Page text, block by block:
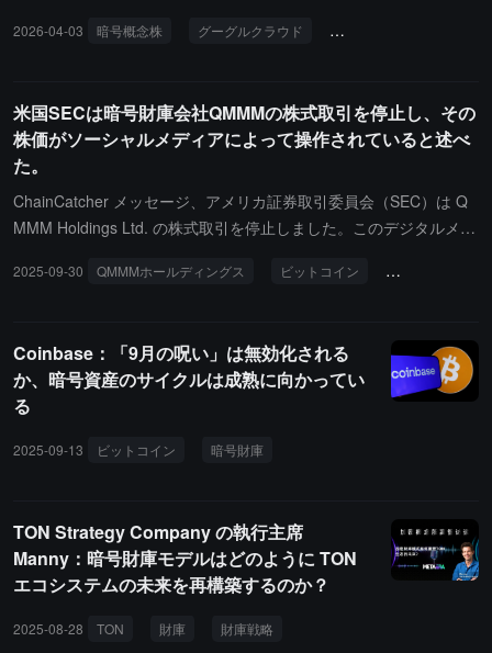
2026-04-03 暗号概念株 グーグルクラウド Web3
米国SECは暗号財庫会社QMMMの株式取引を停止し、その
株価がソーシャルメディアによって操作されていると述べ
た。
ChainCatcher メッセージ、アメリカ証券取引委員会（SEC）は Q
MMM Holdings Ltd. の株式取引を停止しました。このデジタルメデ
EC はこの株がソーシャルメディアの影響を受けて操作されている
9% 上昇しました。このファンドの初期規模は 1 億ドルに達し、主
に Bitcoin、Ethereum、Solana に投資されます。
2025-09-30 QMMMホールディングス ビットコイン イーサリアム
Coinbase：「9月の呪い」は無効化される
か、暗号資産のサイクルは成熟に向かってい
る
2025-09-13 ビットコイン 暗号財庫
TON Strategy Company の執行主席
Manny：暗号財庫モデルはどのように TON
エコシステムの未来を再構築するのか？
2025-08-28 TON 財庫 財庫戦略